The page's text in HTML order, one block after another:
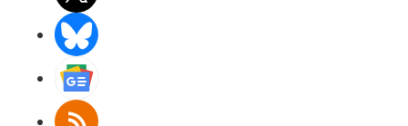
RSS